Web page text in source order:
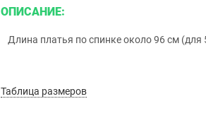
ОПИСАНИЕ:
Длина платья по спинке около 96 см (для
Таблица размеров